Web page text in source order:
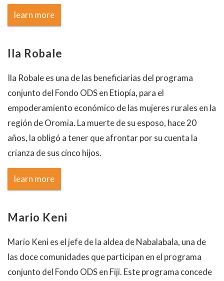
learn more
Ila Robale
Ila Robale es una de las beneficiarias del programa
conjunto del Fondo ODS en Etiopía, para el
empoderamiento económico de las mujeres rurales en la
región de Oromia. La muerte de su esposo, hace 20
años, la obligó a tener que afrontar por su cuenta la
crianza de sus cinco hijos.
learn more
Mario Keni
Mario Keni es el jefe de la aldea de Nabalabala, una de
las doce comunidades que participan en el programa
conjunto del Fondo ODS en Fiji. Este programa concede